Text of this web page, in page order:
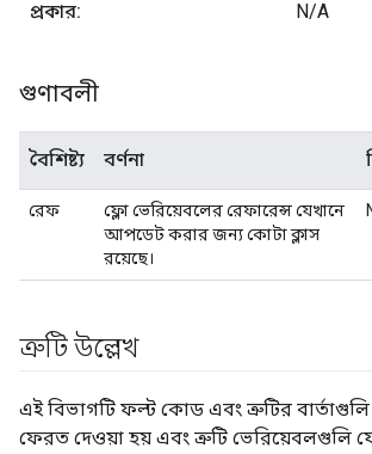
প্রকার: N/A
গুণাবলী
বৈশিষ্ট্য বর্ণনা
রেফ
ফ্লো ভেরিয়েবলের রেফারেন্স যেখানে
আপডেট করার জন্য কোটা ক্লাস
রয়েছে।
ত্রুটি উল্লেখ
এই বিভাগটি ফল্ট কোড এবং ত্রুটির
ফেরত দেওয়া হয় এবং ত্রুটি ভেরিয়েবলগুলি